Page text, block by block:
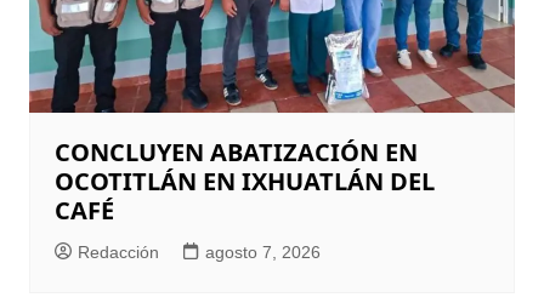
CONCLUYEN ABATIZACIÓN EN
OCOTITLÁN EN IXHUATLÁN DEL
CAFÉ
Redacción agosto 7, 2026